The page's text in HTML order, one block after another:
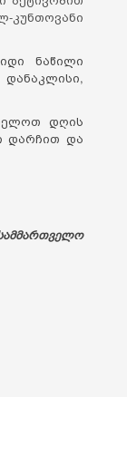
კუნთოვანი
ნაწილი
დღის
დარჩით და